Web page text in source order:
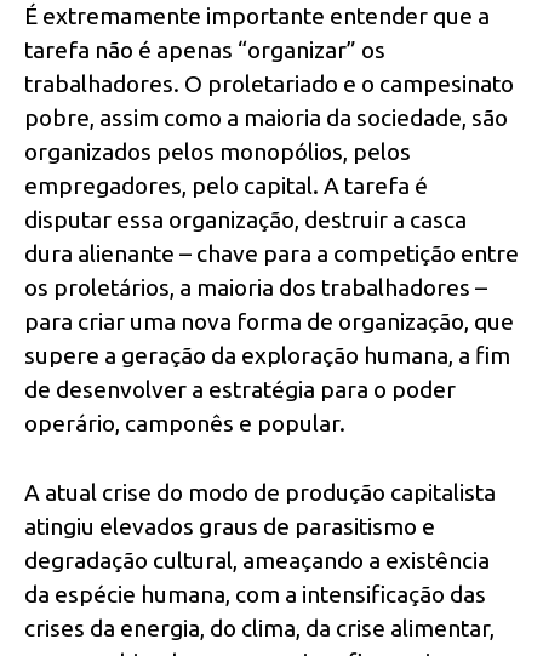
É extremamente importante entender que a
tarefa não é apenas “organizar” os
trabalhadores. O proletariado e o campesinato
pobre, assim como a maioria da sociedade, são
organizados pelos monopólios, pelos
empregadores, pelo capital. A tarefa é
disputar essa organização, destruir a casca
dura alienante – chave para a competição entre
os proletários, a maioria dos trabalhadores –
para criar uma nova forma de organização, que
supere a geração da exploração humana, a fim
de desenvolver a estratégia para o poder
operário, camponês e popular.
A atual crise do modo de produção capitalista
atingiu elevados graus de parasitismo e
degradação cultural, ameaçando a existência
da espécie humana, com a intensificação das
crises da energia, do clima, da crise alimentar,